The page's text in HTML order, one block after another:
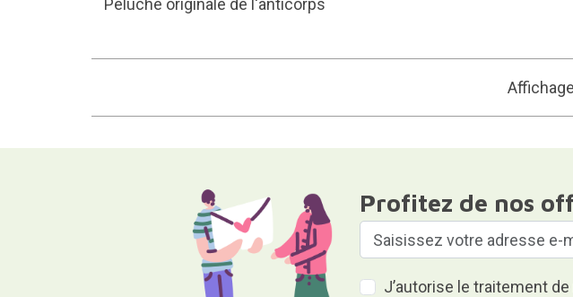
Peluche originale de l'anticorps
Profitez de nos
J’autorise le traitement